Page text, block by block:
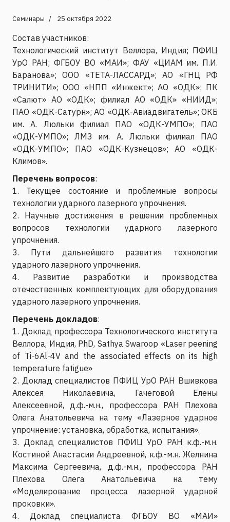
Семинары 25 октября 2022
Состав участников:
Технологический институт Веллора, Индия; ПФИЦ
УрО РАН; ФГБОУ ВО «МАИ»; ФАУ «ЦИАМ им. П.И.
Баранова»; ООО «ТЕТА-ЛАССАРД»; АО «ГНЦ РФ
ТРИНИТИ»; ООО «НПП «Инжект»; АО «ОДК»; ПК
«Салют» АО «ОДК»; филиал АО «ОДК» «НИИД»;
ПАО «ОДК-Сатурн»; АО «ОДК-Авиадвигатель»; ОКБ
им. А. Люльки филиал ПАО «ОДК-УМПО»; ПАО
«ОДК-УМПО»; ЛМЗ им. А. Люльки филиал ПАО
«ОДК-УМПО»; ПАО «ОДК-Кузнецов»; АО «ОДК-
Климов».
Перечень вопросов:
1. Текущее состояние и проблемные вопросы
технологии ударного лазерного упрочнения.
2. Научные достижения в решении проблемных
вопросов технологии ударного лазерного
упрочнения.
3. Пути дальнейшего развития технологии
ударного лазерного упрочнения.
4. Развитие разработки и производства
отечественных комплектующих для оборудования
ударного лазерного упрочнения.
Перечень докладов:
1. Доклад профессора Технологического института
Веллора, Индия, PhD, Sathya Swaroop «Laser peening
of Ti-6Al-4V and the associated effects on its high
temperature fatigue»
2. Доклад специалистов ПФИЦ УрО РАН Вшивкова
Алексея Николаевича, Гачеговой Елены
Алексеевной, д.ф.-м.н., профессора РАН Плехова
Олега Анатольевича на тему «Лазерное ударное
упрочнение: установка, обработка, испытания».
3. Доклад специалистов ПФИЦ УрО РАН к.ф.-м.н.
Костиной Анастасии Андреевной, к.ф.-м.н. Желнина
Максима Сергеевича, д.ф.-м.н., профессора РАН
Плехова Олега Анатольевича на тему
«Моделирование процесса лазерной ударной
проковки».
4. Доклад специалиста ФГБОУ ВО «МАИ»